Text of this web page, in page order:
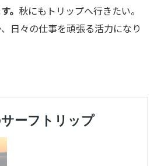
。 秋にもトリップへ行きたい。
日々の仕事を頑張る活力になり